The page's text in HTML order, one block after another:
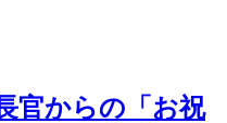
官からの「お祝